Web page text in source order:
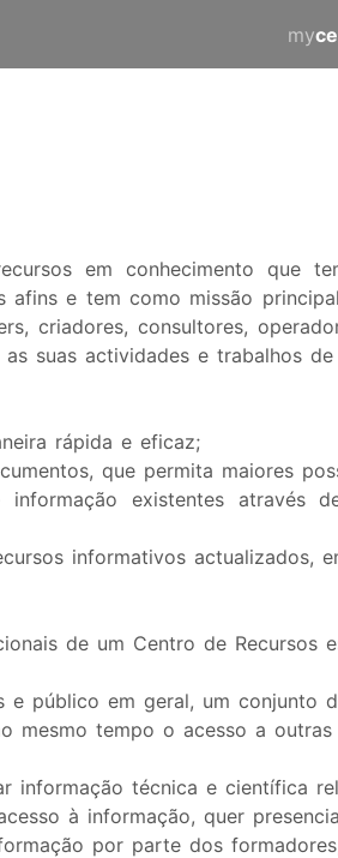
my
em conhecimento que
afins e tem como missão
criadores, consultores,
suas actividades e trabalhos
rápida e eficaz;
que permita maiores
existentes através
informativos actualizados,
de um Centro de Recursos
e público em geral, um conjunto
mesmo tempo o acesso a
informação técnica e científica
à informação, quer
por parte dos